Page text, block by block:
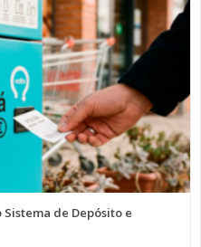
de Depósito e